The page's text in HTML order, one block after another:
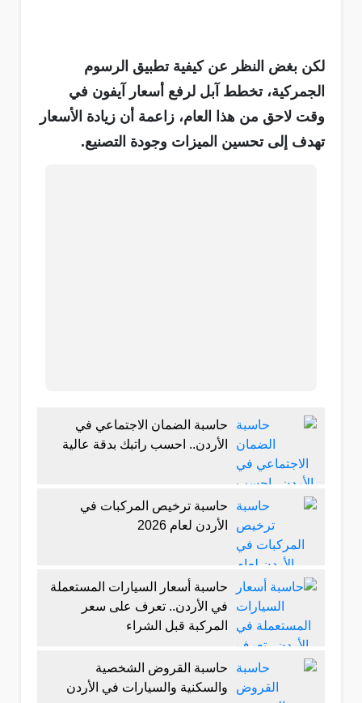
لكن بغض النظر عن كيفية تطبيق الرسوم
الجمركية، تخطط آبل لرفع أسعار آيفون في
وقت لاحق من هذا العام، زاعمة أن زيادة الأسعار
تهدف إلى تحسين الميزات وجودة التصنيع.
حاسبة الضمان الاجتماعي في
الأردن.. احسب راتبك بدقة عالية
حاسبة ترخيص المركبات في
الأردن لعام 2026
حاسبة أسعار السيارات المستعملة
في الأردن.. تعرف على سعر
المركبة قبل الشراء
حاسبة القروض الشخصية
والسكنية والسيارات في الأردن